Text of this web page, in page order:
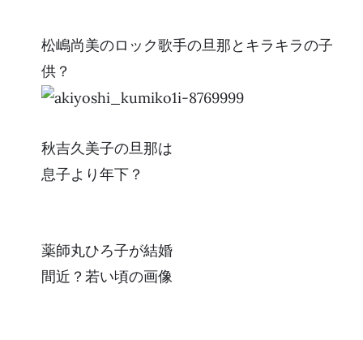
松嶋尚美のロック歌手の旦那とキラキラの子
供？
秋吉久美子の旦那は
息子より年下？
薬師丸ひろ子が結婚
間近？若い頃の画像